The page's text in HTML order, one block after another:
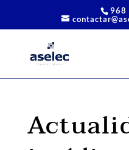
968